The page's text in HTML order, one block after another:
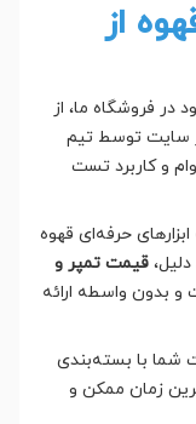
از
در فروشگاه ما، از
سایت توسط تیم
و کاربرد تست
حرفه‌ای قهوه
قیمت تمپر و
بدون واسطه ارائه
شما با بسته‌بندی
زمان ممکن و